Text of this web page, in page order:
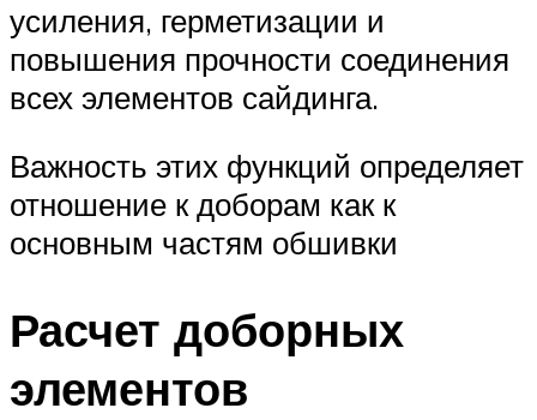
усиления, герметизации и
повышения прочности соединения
всех элементов сайдинга.
Важность этих функций определяет
отношение к доборам как к
основным частям обшивки
Расчет доборных
элементов